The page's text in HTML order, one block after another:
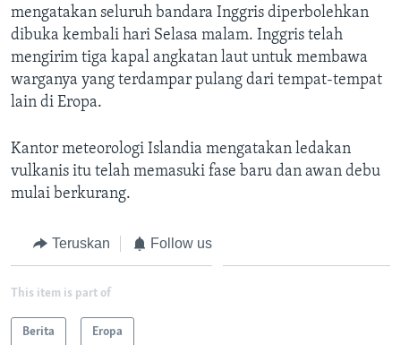
mengatakan seluruh bandara Inggris diperbolehkan
dibuka kembali hari Selasa malam. Inggris telah
mengirim tiga kapal angkatan laut untuk membawa
warganya yang terdampar pulang dari tempat-tempat
lain di Eropa.
Kantor meteorologi Islandia mengatakan ledakan
vulkanis itu telah memasuki fase baru dan awan debu
mulai berkurang.
Teruskan Follow us
This item is part of
Berita Eropa